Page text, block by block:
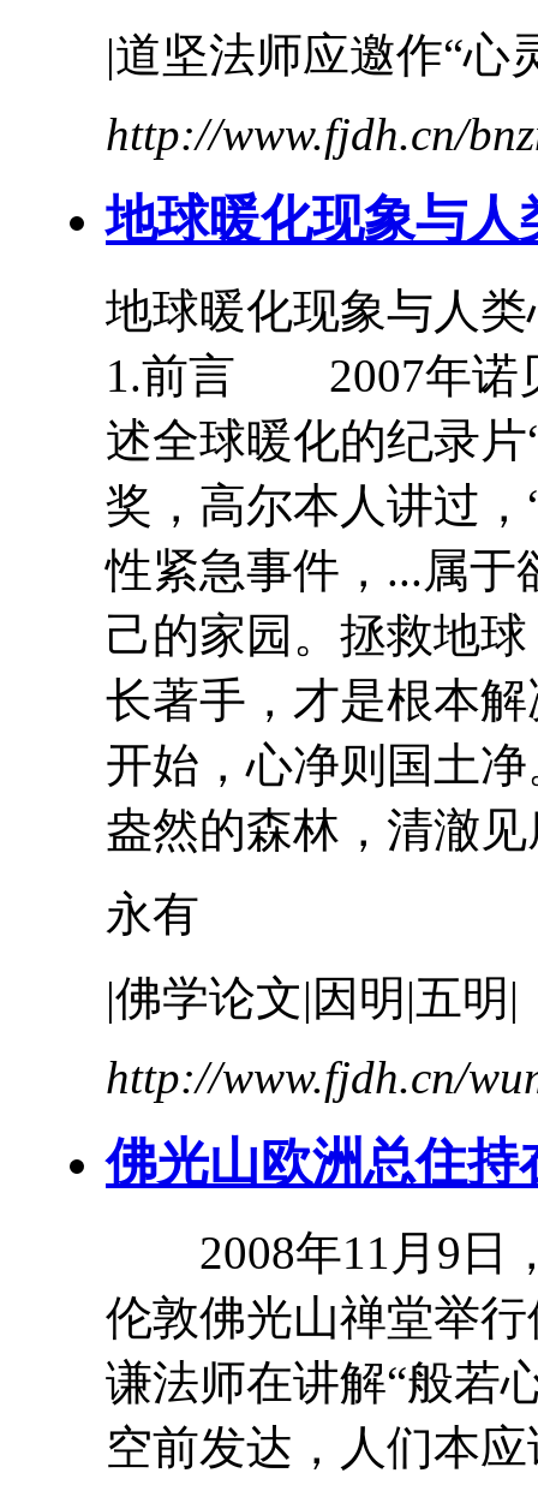
|道坚法师应邀作“心
http://www.fjdh.cn/
地球暖化现象与人
地球暖化现象与人类
1.前言 2007年诺
述全球暖化的纪录
奖，高尔本人讲过
性紧急事件，...属于
己的家园。拯救地
长著手，才是根本
开始，心净则国土
盎然的森林，清澈
永有
|佛学论文|因明|五明|
http://www.fjdh.cn/
佛光山欧洲总住
2008年11月9日
伦敦佛光山禅堂举
谦法师在讲解“般若
空前发达，人们本